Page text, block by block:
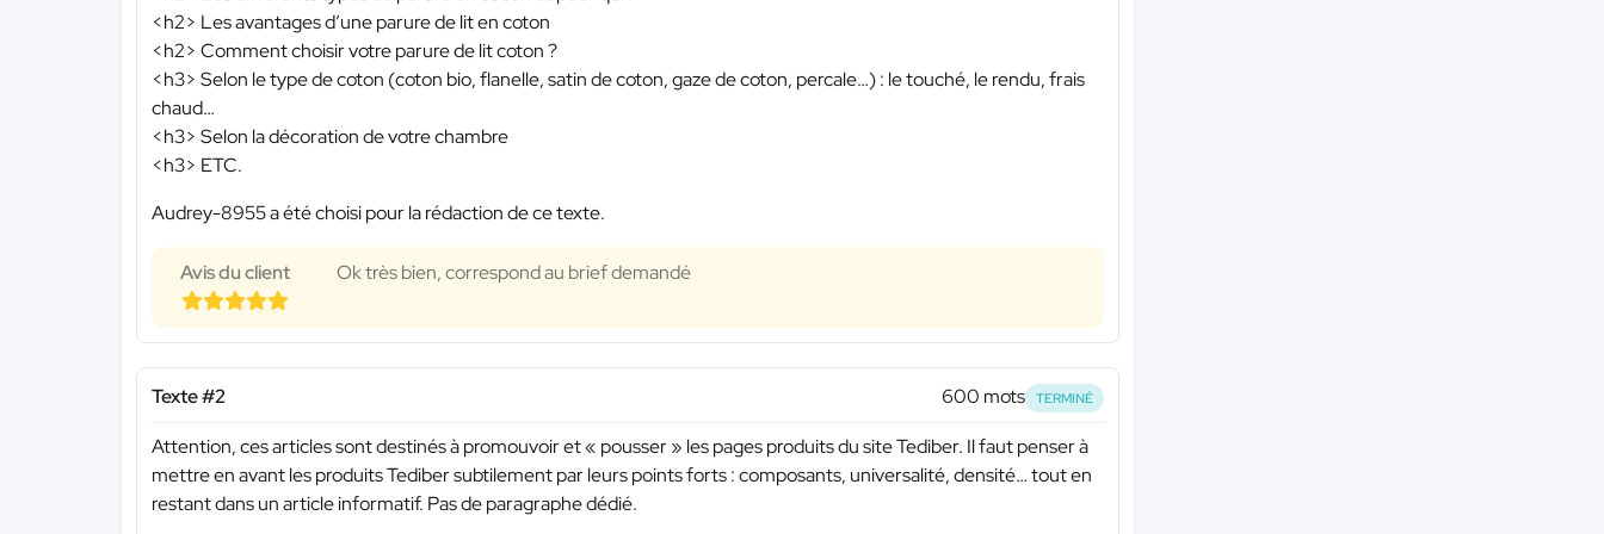
<h2> Les avantages d’une parure de lit en coton
<h2> Comment choisir votre parure de lit coton ?
<h3> Selon le type de coton (coton bio, flanelle, satin de coton, gaze de coton, percale…) : le touché, le rendu, frais
chaud…
<h3> Selon la décoration de votre chambre
<h3> ETC.
Audrey-8955 a été choisi pour la rédaction de ce texte.
Avis du client Ok très bien, correspond au brief demandé
Texte #2 600 mots TERMINÉ
Attention, ces articles sont destinés à promouvoir et « pousser » les pages produits du site Tediber. Il faut penser à
mettre en avant les produits Tediber subtilement par leurs points forts : composants, universalité, densité… tout en
restant dans un article informatif. Pas de paragraphe dédié.